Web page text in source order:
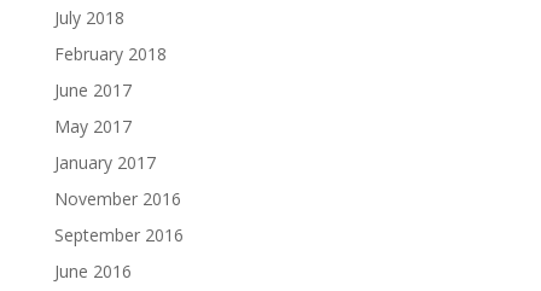
July 2018
February 2018
June 2017
May 2017
January 2017
November 2016
September 2016
June 2016